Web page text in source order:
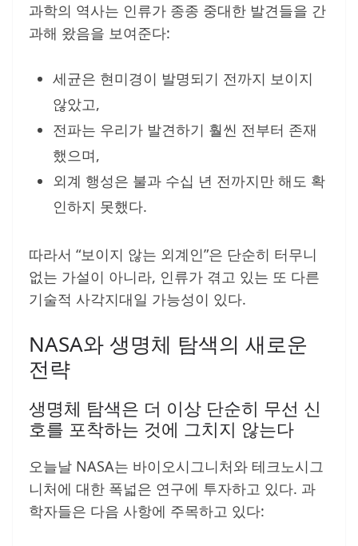
과학의 역사는 인류가 종종 중대한 발견들을 간
과해 왔음을 보여준다:
세균은 현미경이 발명되기 전까지 보이지
않았고,
전파는 우리가 발견하기 훨씬 전부터 존재
했으며,
외계 행성은 불과 수십 년 전까지만 해도 확
인하지 못했다.
따라서 “보이지 않는 외계인”은 단순히 터무니
없는 가설이 아니라, 인류가 겪고 있는 또 다른
기술적 사각지대일 가능성이 있다.
NASA와 생명체 탐색의 새로운
전략
생명체 탐색은 더 이상 단순히 무선 신
호를 포착하는 것에 그치지 않는다
오늘날 NASA는 바이오시그니처와 테크노시그
니처에 대한 폭넓은 연구에 투자하고 있다. 과
학자들은 다음 사항에 주목하고 있다: